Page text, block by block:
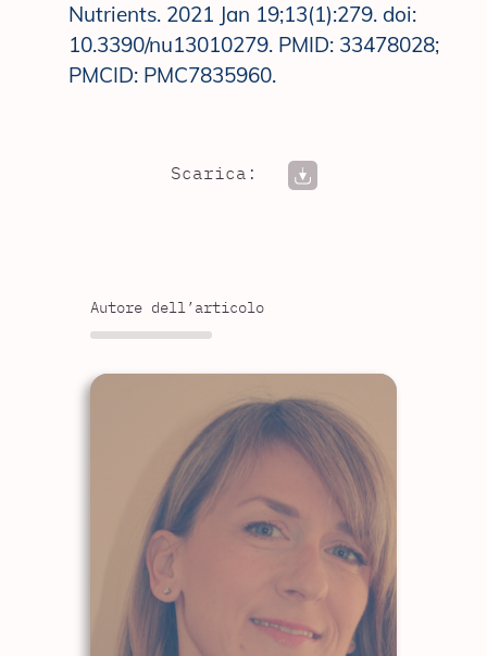
Nutrients. 2021 Jan 19;13(1):279. doi:
10.3390/nu13010279. PMID: 33478028;
PMCID: PMC7835960.
Scarica:
Autore dell’articolo